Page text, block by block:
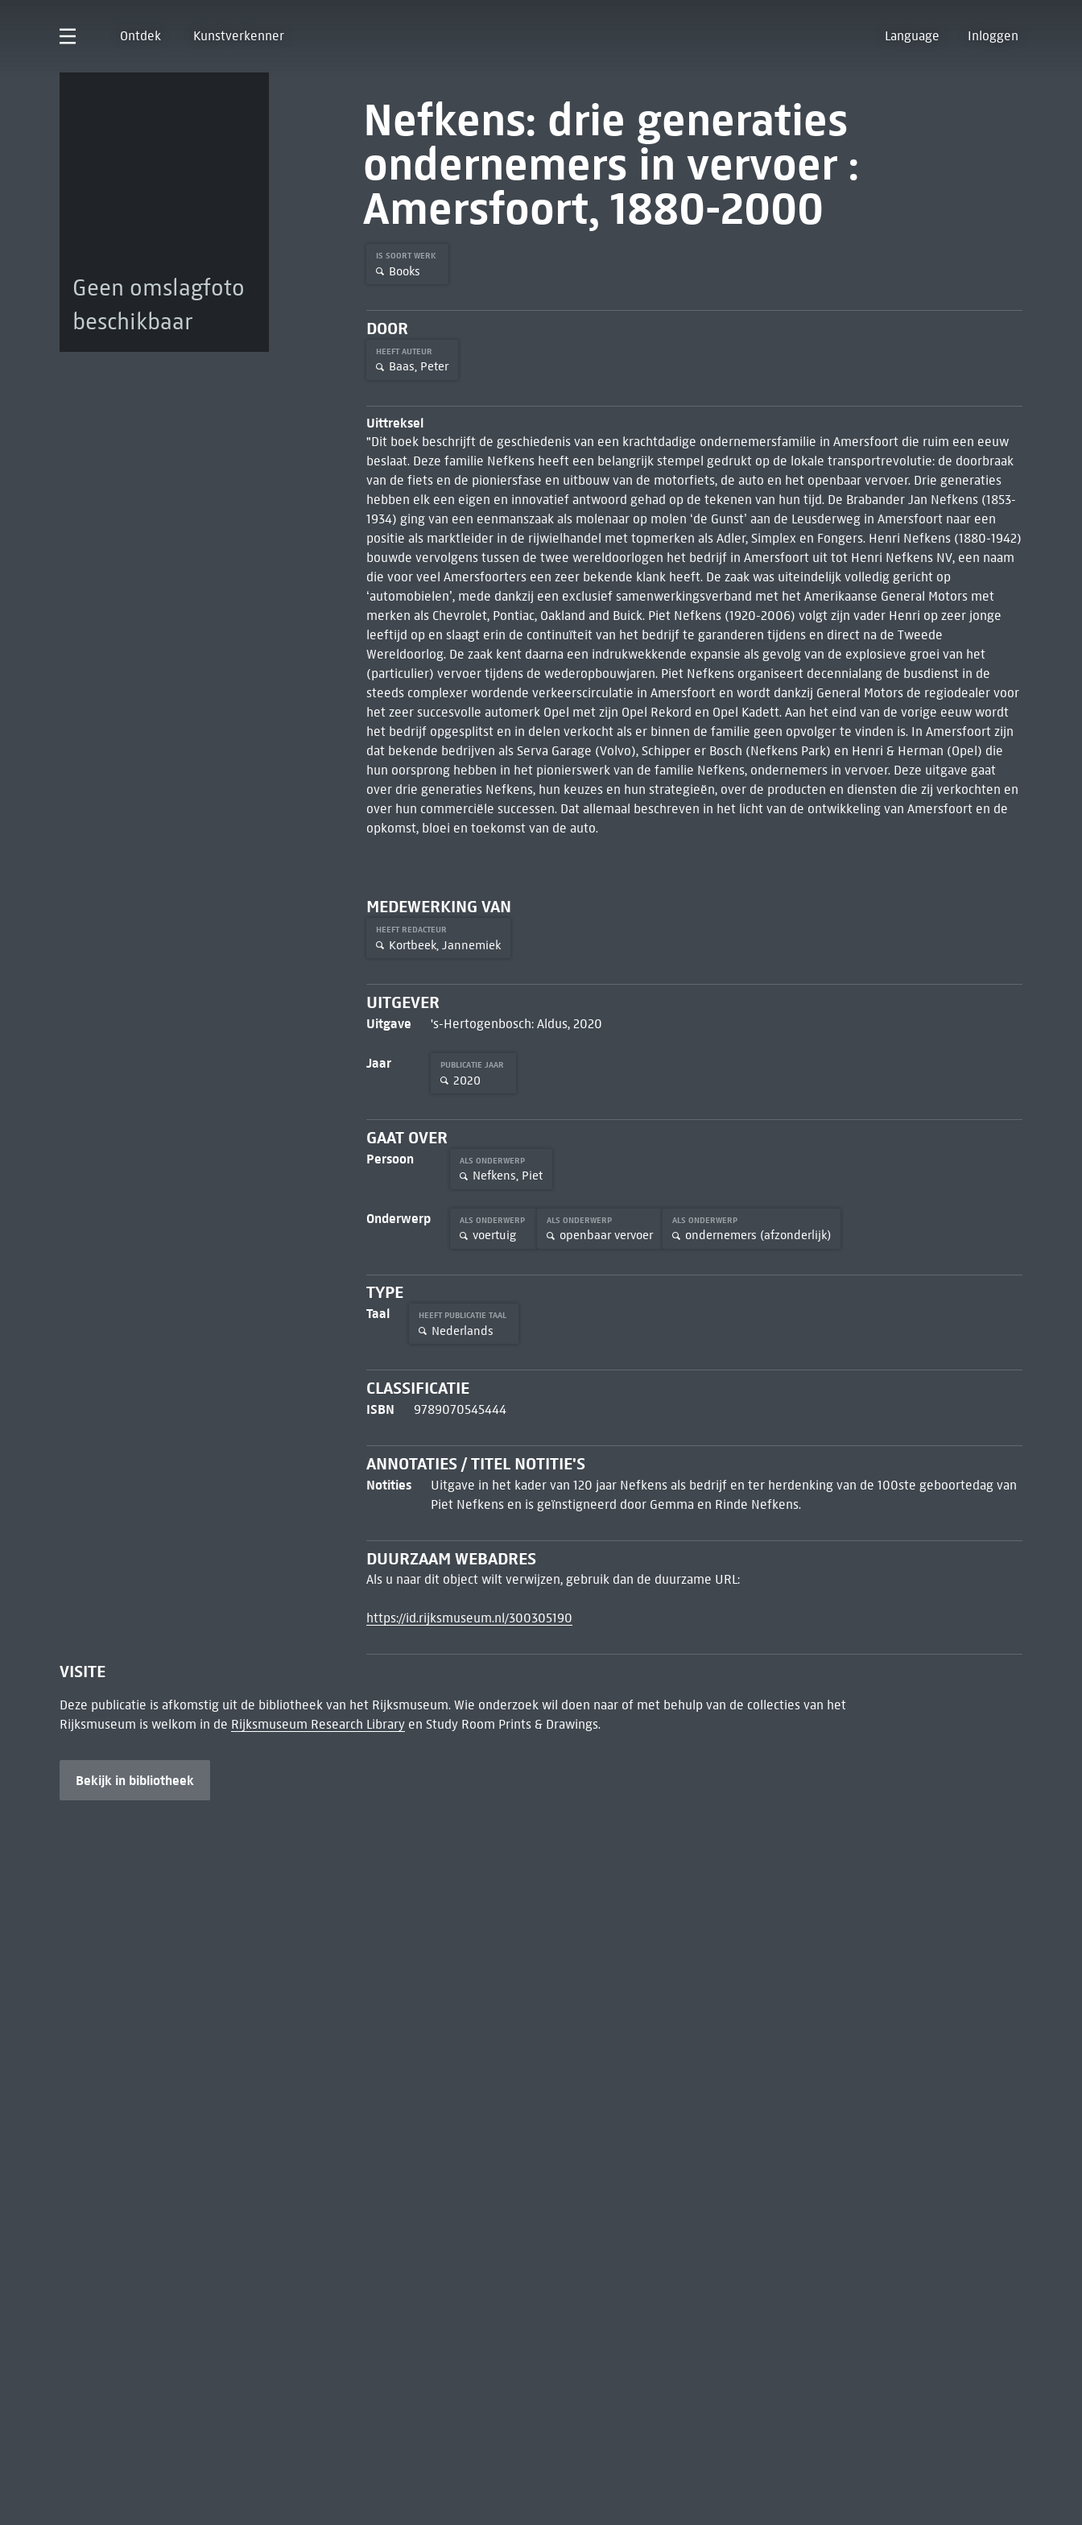
Ontdek Kunstverkenner Language Inloggen
Geen omslagfoto
beschikbaar
Nefkens: drie generaties
ondernemers in vervoer :
Amersfoort, 1880-2000
IS SOORT WERK
Books
DOOR
HEEFT AUTEUR
Baas, Peter
Uittreksel
"Dit boek beschrijft de geschiedenis van een krachtdadige ondernemersfamilie in Amersfoort die ruim een eeuw
beslaat. Deze familie Nefkens heeft een belangrijk stempel gedrukt op de lokale transportrevolutie: de doorbraak
van de fiets en de pioniersfase en uitbouw van de motorfiets, de auto en het openbaar vervoer. Drie generaties
hebben elk een eigen en innovatief antwoord gehad op de tekenen van hun tijd. De Brabander Jan Nefkens (1853-
1934) ging van een eenmanszaak als molenaar op molen ‘de Gunst’ aan de Leusderweg in Amersfoort naar een
positie als marktleider in de rijwielhandel met topmerken als Adler, Simplex en Fongers. Henri Nefkens (1880-1942)
bouwde vervolgens tussen de twee wereldoorlogen het bedrijf in Amersfoort uit tot Henri Nefkens NV, een naam
die voor veel Amersfoorters een zeer bekende klank heeft. De zaak was uiteindelijk volledig gericht op
‘automobielen’, mede dankzij een exclusief samenwerkingsverband met het Amerikaanse General Motors met
merken als Chevrolet, Pontiac, Oakland and Buick. Piet Nefkens (1920-2006) volgt zijn vader Henri op zeer jonge
leeftijd op en slaagt erin de continuïteit van het bedrijf te garanderen tijdens en direct na de Tweede
Wereldoorlog. De zaak kent daarna een indrukwekkende expansie als gevolg van de explosieve groei van het
(particulier) vervoer tijdens de wederopbouwjaren. Piet Nefkens organiseert decennialang de busdienst in de
steeds complexer wordende verkeerscirculatie in Amersfoort en wordt dankzij General Motors de regiodealer voor
het zeer succesvolle automerk Opel met zijn Opel Rekord en Opel Kadett. Aan het eind van de vorige eeuw wordt
het bedrijf opgesplitst en in delen verkocht als er binnen de familie geen opvolger te vinden is. In Amersfoort zijn
dat bekende bedrijven als Serva Garage (Volvo), Schipper er Bosch (Nefkens Park) en Henri & Herman (Opel) die
hun oorsprong hebben in het pionierswerk van de familie Nefkens, ondernemers in vervoer. Deze uitgave gaat
over drie generaties ­Nefkens, hun keuzes en hun strategieën, over de producten en diensten die zij verkochten en
over hun commerciële successen. Dat allemaal beschreven in het licht van de ontwikkeling van Amersfoort en de
opkomst, bloei en toekomst van de auto.
MEDEWERKING VAN
HEEFT REDACTEUR
Kortbeek, Jannemiek
UITGEVER
Uitgave 's-Hertogenbosch: Aldus, 2020
Jaar PUBLICATIE JAAR
2020
GAAT OVER
Persoon ALS ONDERWERP
Nefkens, Piet
Onderwerp ALS ONDERWERP
voertuig
ALS ONDERWERP
openbaar vervoer
ALS ONDERWERP
ondernemers (afzonderlijk)
TYPE
Taal HEEFT PUBLICATIE TAAL
Nederlands
CLASSIFICATIE
ISBN 9789070545444
ANNOTATIES / TITEL NOTITIE'S
Notities
Uitgave in het kader van 120 jaar Nefkens als bedrijf en ter herdenking van de 100ste geboortedag van
Piet Nefkens en is geïnstigneerd door Gemma en Rinde Nefkens.
DUURZAAM WEBADRES
Als u naar dit object wilt verwijzen, gebruik dan de duurzame URL:
https://id.rijksmuseum.nl/300305190
VISITE
Deze publicatie is afkomstig uit de bibliotheek van het Rijksmuseum. Wie onderzoek wil doen naar of met behulp van de collecties van het
Rijksmuseum is welkom in de Rijksmuseum Research Libraryen Study Room Prints & Drawings.
Bekijk in bibliotheek